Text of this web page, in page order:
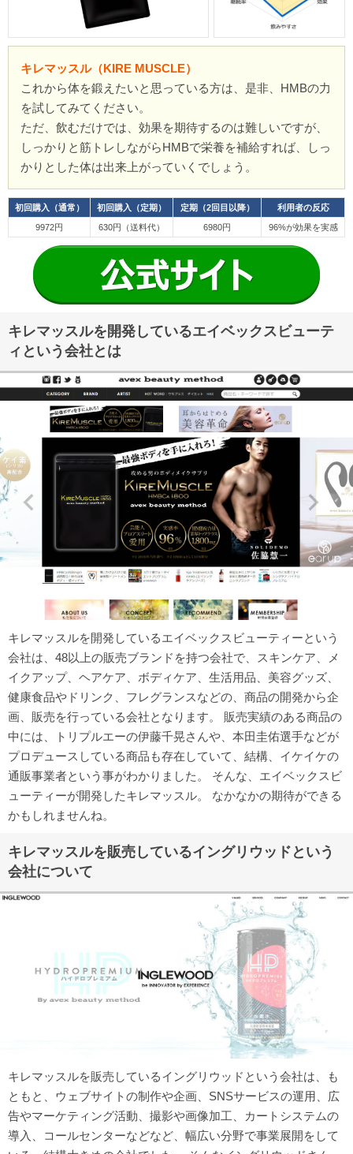
キレマッスル（KIRE MUSCLE）
これから体を鍛えたいと思っている方は、是非、HMBの力
を試してみてください。
ただ、飲むだけでは、効果を期待するのは難しいですが、
しっかりと筋トレしながらHMBで栄養を補給すれば、しっ
かりとした体は出来上がっていくでしょう。
初回購入（通常） 初回購入（定期） 定期（2回目以降） 利用者の反応
9972円 630円（送料代） 6980円 96%が効果を実感
キレマッスルを開発しているエイベックスビューテ
ィという会社とは
キレマッスルを開発しているエイベックスビューティーという
会社は、48以上の販売ブランドを持つ会社で、スキンケア、メ
イクアップ、ヘアケア、ボディケア、生活用品、美容グッズ、
健康食品やドリンク、フレグランスなどの、商品の開発から企
画、販売を行っている会社となります。 販売実績のある商品の
中には、トリプルエーの伊藤千晃さんや、本田圭佑選手などが
プロデュースしている商品も存在していて、結構、イケイケの
通販事業者という事がわかりました。 そんな、エイベックスビ
ューティーが開発したキレマッスル。 なかなかの期待ができる
かもしれませんね。
キレマッスルを販売しているイングリウッドという
会社について
キレマッスルを販売しているイングリウッドという会社は、も
ともと、ウェブサイトの制作や企画、SNSサービスの運用、広
告やマーケティング活動、撮影や画像加工、カートシステムの
導入、コールセンターなどなど、幅広い分野で事業展開をして